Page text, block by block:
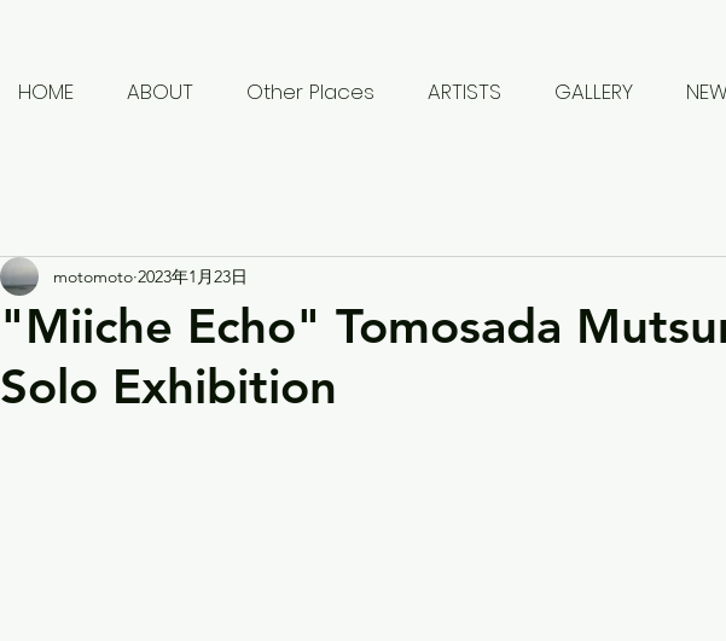
HOME ABOUT Other Places ARTISTS GALLERY
"Miiche Echo" Tomosada
Solo Exhibition
motomoto 2023年1月23日